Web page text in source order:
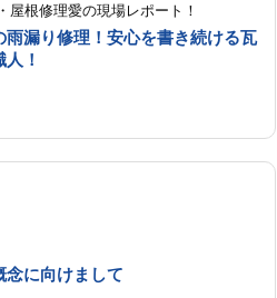
屋根修理愛の現場レポート！
雨漏り修理！安心を書き続ける瓦
！
念に向けまして